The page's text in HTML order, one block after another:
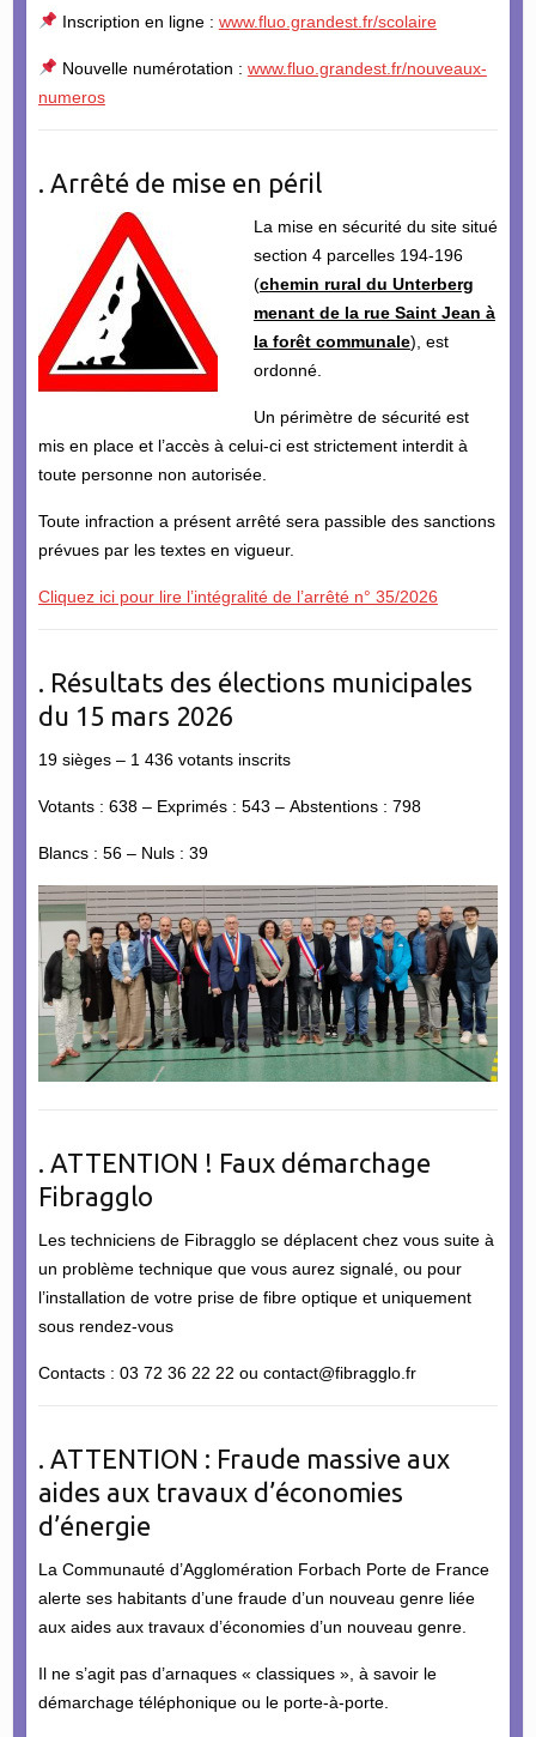
Inscription en ligne : www.fluo.grandest.fr/scolaire
Nouvelle numérotation : www.fluo.grandest.fr/nouveaux-
numeros
. Arrêté de mise en péril
La mise en sécurité du site situé
section 4 parcelles 194-196
(chemin rural du Unterberg
menant de la rue Saint Jean à
la forêt communale), est
ordonné.
Un périmètre de sécurité est
mis en place et l’accès à celui-ci est strictement interdit à
toute personne non autorisée.
Toute infraction a présent arrêté sera passible des sanctions
prévues par les textes en vigueur.
Cliquez ici pour lire l’intégralité de l’arrêté n° 35/2026
. Résultats des élections municipales
du 15 mars 2026
19 sièges – 1 436 votants inscrits
Votants : 638 – Exprimés : 543 – Abstentions : 798
Blancs : 56 – Nuls : 39
. ATTENTION ! Faux démarchage
Fibragglo
Les techniciens de Fibragglo se déplacent chez vous suite à
un problème technique que vous aurez signalé, ou pour
l’installation de votre prise de fibre optique et uniquement
sous rendez-vous
Contacts : 03 72 36 22 22 ou contact@fibragglo.fr
. ATTENTION : Fraude massive aux
aides aux travaux d’économies
d’énergie
La Communauté d’Agglomération Forbach Porte de France
alerte ses habitants d’une fraude d’un nouveau genre liée
aux aides aux travaux d’économies d’un nouveau genre.
Il ne s’agit pas d’arnaques « classiques », à savoir le
démarchage téléphonique ou le porte-à-porte.